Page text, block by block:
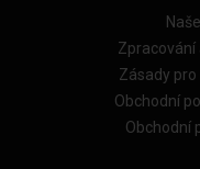
Zpracování
Zásady
Obchodní
Obchodní